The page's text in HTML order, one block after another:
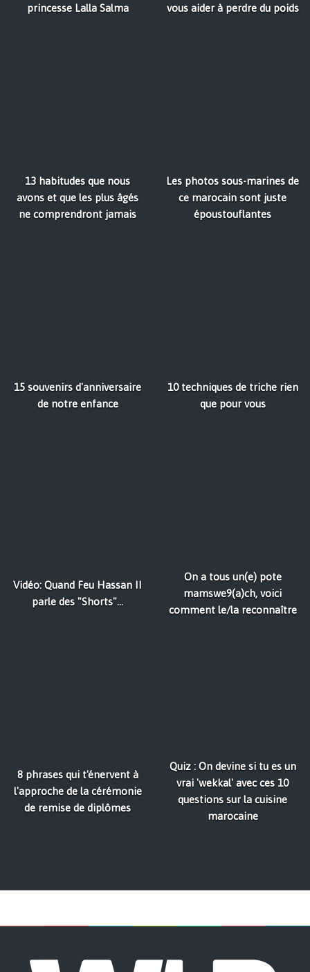
princesse Lalla Salma
vous aider à perdre du poids
13 habitudes que nous
avons et que les plus âgés
ne comprendront jamais
Les photos sous-marines de
ce marocain sont juste
époustouflantes
15 souvenirs d'anniversaire
de notre enfance
10 techniques de triche rien
que pour vous
Vidéo: Quand Feu Hassan II
parle des "Shorts"...
On a tous un(e) pote
mamswe9(a)ch, voici
comment le/la reconnaître
8 phrases qui t'énervent à
l'approche de la cérémonie
de remise de diplômes
Quiz : On devine si tu es un
vrai 'wekkal' avec ces 10
questions sur la cuisine
marocaine